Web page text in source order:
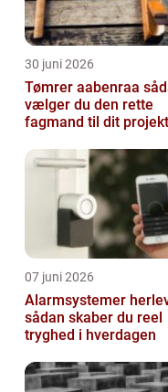
30 juni 2026
Tømrer aabenraa sådan
vælger du den rette
fagmand til dit projekt
07 juni 2026
Alarmsystemer
sådan skaber du reel
tryghed i hverdagen